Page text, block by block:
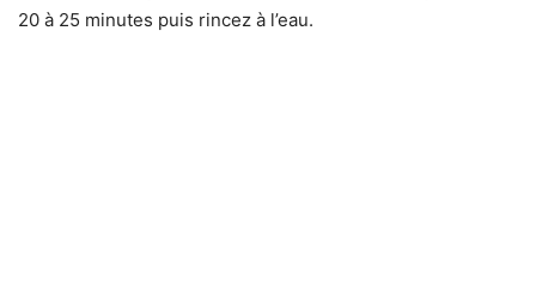
20 à 25 minutes puis rincez à l’eau.